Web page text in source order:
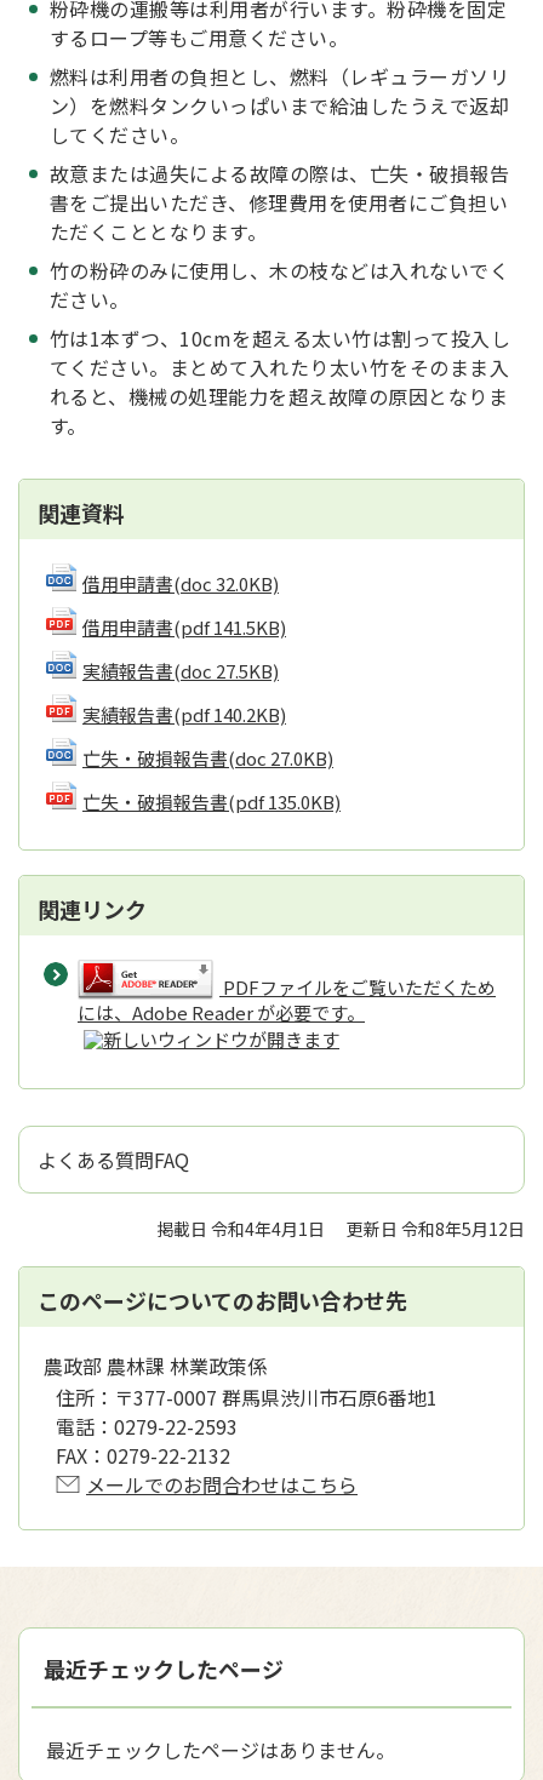
粉砕機の運搬等は利用者が行います。粉砕機を固定
するロープ等もご用意ください。
燃料は利用者の負担とし、燃料（レギュラーガソリ
ン）を燃料タンクいっぱいまで給油したうえで返却
してください。
故意または過失による故障の際は、亡失・破損報告
書をご提出いただき、修理費用を使用者にご負担い
ただくこととなります。
竹の粉砕のみに使用し、木の枝などは入れないでく
ださい。
竹は1本ずつ、10cmを超える太い竹は割って投入し
てください。まとめて入れたり太い竹をそのまま入
れると、機械の処理能力を超え故障の原因となりま
す。
関連資料
借用申請書(doc 32.0KB)
借用申請書(pdf 141.5KB)
実績報告書(doc 27.5KB)
実績報告書(pdf 140.2KB)
亡失・破損報告書(doc 27.0KB)
亡失・破損報告書(pdf 135.0KB)
関連リンク
PDFファイルをご覧いただくため
には、Adobe Reader が必要です。
よくある質問FAQ
掲載日 令和4年4月1日 更新日 令和8年5月12日
このページについてのお問い合わせ先
農政部 農林課 林業政策係
住所： 〒377-0007 群馬県渋川市石原6番地1
電話： 0279-22-2593
FAX： 0279-22-2132
メールでのお問合わせはこちら
最近チェックしたページ
最近チェックしたページはありません。